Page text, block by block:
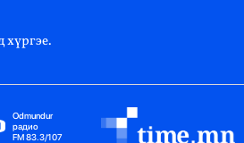
хүргэе.
Odmundur
радио
FM 83.3/107